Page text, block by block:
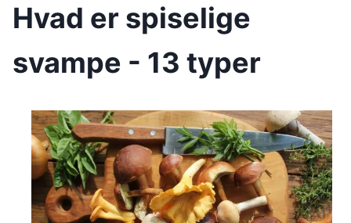
Hvad er spiselige
svampe - 13 typer